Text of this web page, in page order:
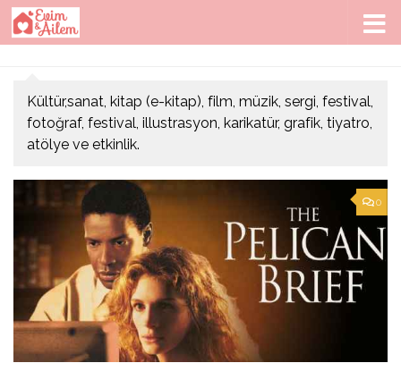
Skip to content
Kültür,sanat, kitap (e-kitap), film, müzik, sergi, festival,
fotoğraf, festival, illustrasyon, karikatür, grafik, tiyatro,
atölye ve etkinlik.
0